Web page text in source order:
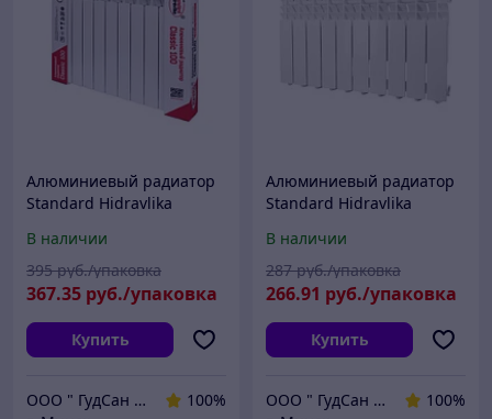
Алюминиевый радиатор
Standard Hidravlika
В наличии
367.35 руб./упаковка
395 руб./упаковка
Купить
ООО " ГудСан " сантехника, отопление
100%
Алюминиевый радиатор
Standard Hidravlika
В наличии
266.91 руб./упаковка
287 руб./упаковка
Купить
ООО " ГудСан " сантехника, отопление
100%